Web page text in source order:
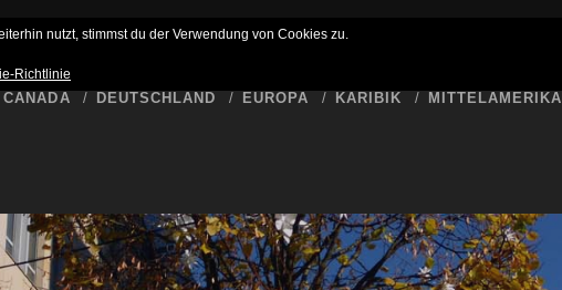
BUCKET LIST WER SCHREIBT HIER DATENSCHUTZERKLÄRUNG
CANADA DEUTSCHLAND EUROPA KARIBIK MITTELAMERIKA
nutzt, stimmst du der Verwendung von Cookies zu.
Richtlinie